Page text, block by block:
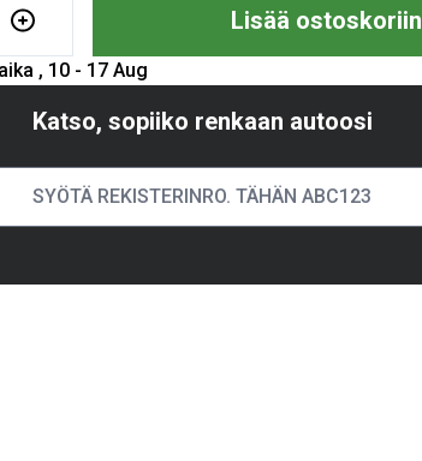
Lisää ostoskoriin
, 10 - 17 Aug
Katso, sopiiko renkaan autoosi